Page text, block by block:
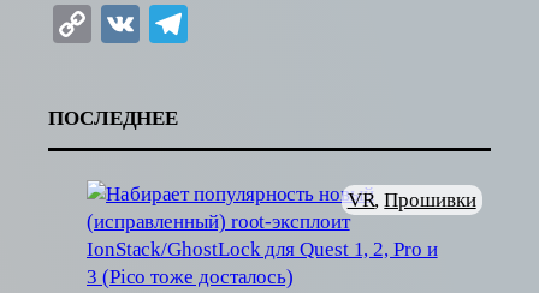
Copy
VK
ПОСЛЕДНЕЕ
VR, Прошивки